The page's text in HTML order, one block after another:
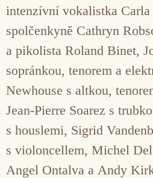
intenzívní vokalistka
spolčenkyně Cathryn
a pikolista Roland Binet,
sopránkou, tenorem a
Newhouse s altkou,
Jean-Pierre Soarez s
s houslemi, Sigrid
s violoncellem, Michel
Angel Ontalva a Andy